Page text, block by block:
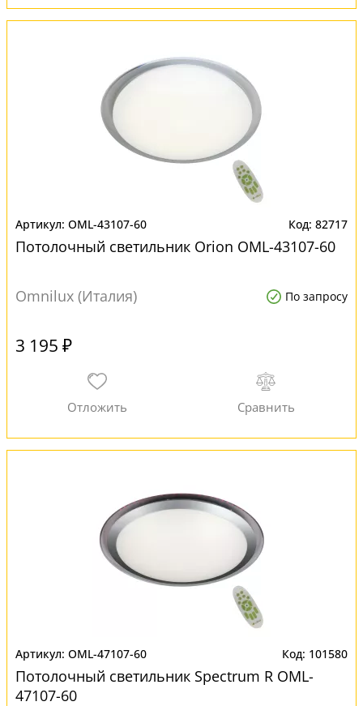
OML-43107-60 82717
Потолочный светильник Orion OML-43107-60
Omnilux (Италия) По запросу
3 195 ₽
OML-47107-60 101580
Потолочный светильник Spectrum R OML-
47107-60